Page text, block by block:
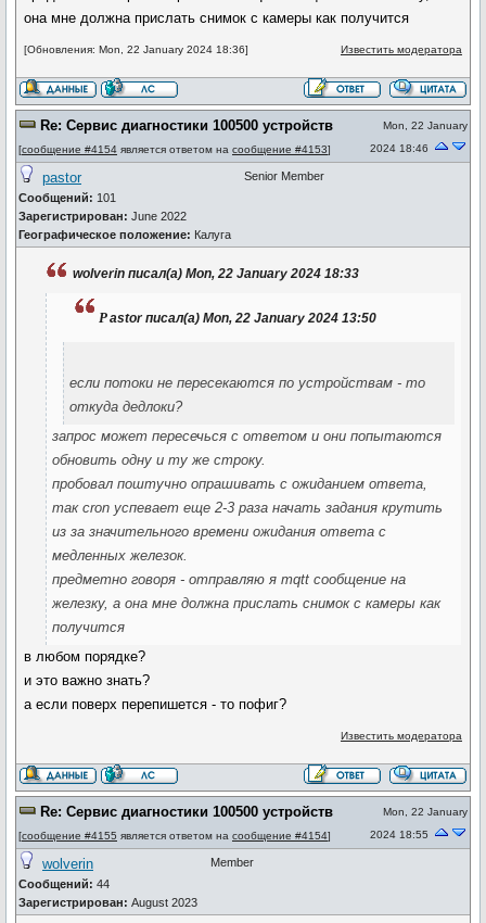
она мне должна прислать снимок с камеры как получится
[Обновления: Mon, 22 January 2024 18:36] Известить модератора
Re: Сервис диагностики 100500 устройств
[сообщение #4154 является ответом на сообщение #4153]
Mon, 22 January
2024 18:46
pastor
Сообщений: 101
Зарегистрирован: June 2022
Географическое положение: Калуга
Senior Member
wolverin писал(а) Mon, 22 January 2024 18:33
pastor писал(а) Mon, 22 January 2024 13:50
если потоки не пересекаются по устройствам - то
откуда дедлоки?
запрос может пересечься с ответом и они попытаются
обновить одну и ту же строку.
пробовал поштучно опрашивать с ожиданием ответа,
так cron успевает еще 2-3 раза начать задания крутить
из за значительного времени ожидания ответа с
медленных железок.
предметно говоря - отправляю я mqtt сообщение на
железку, а она мне должна прислать снимок с камеры как
получится
в любом порядке?
и это важно знать?
а если поверх перепишется - то пофиг?
Известить модератора
Re: Сервис диагностики 100500 устройств
[сообщение #4155 является ответом на сообщение #4154]
Mon, 22 January
2024 18:55
wolverin
Сообщений: 44
Зарегистрирован: August 2023
Member